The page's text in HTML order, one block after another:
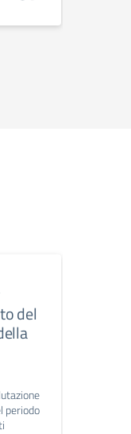
del
periodo